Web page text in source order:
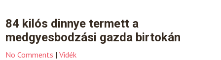
84 kilós dinnye termett a
medgyesbodzási gazda birtokán
No Comments |Vidék